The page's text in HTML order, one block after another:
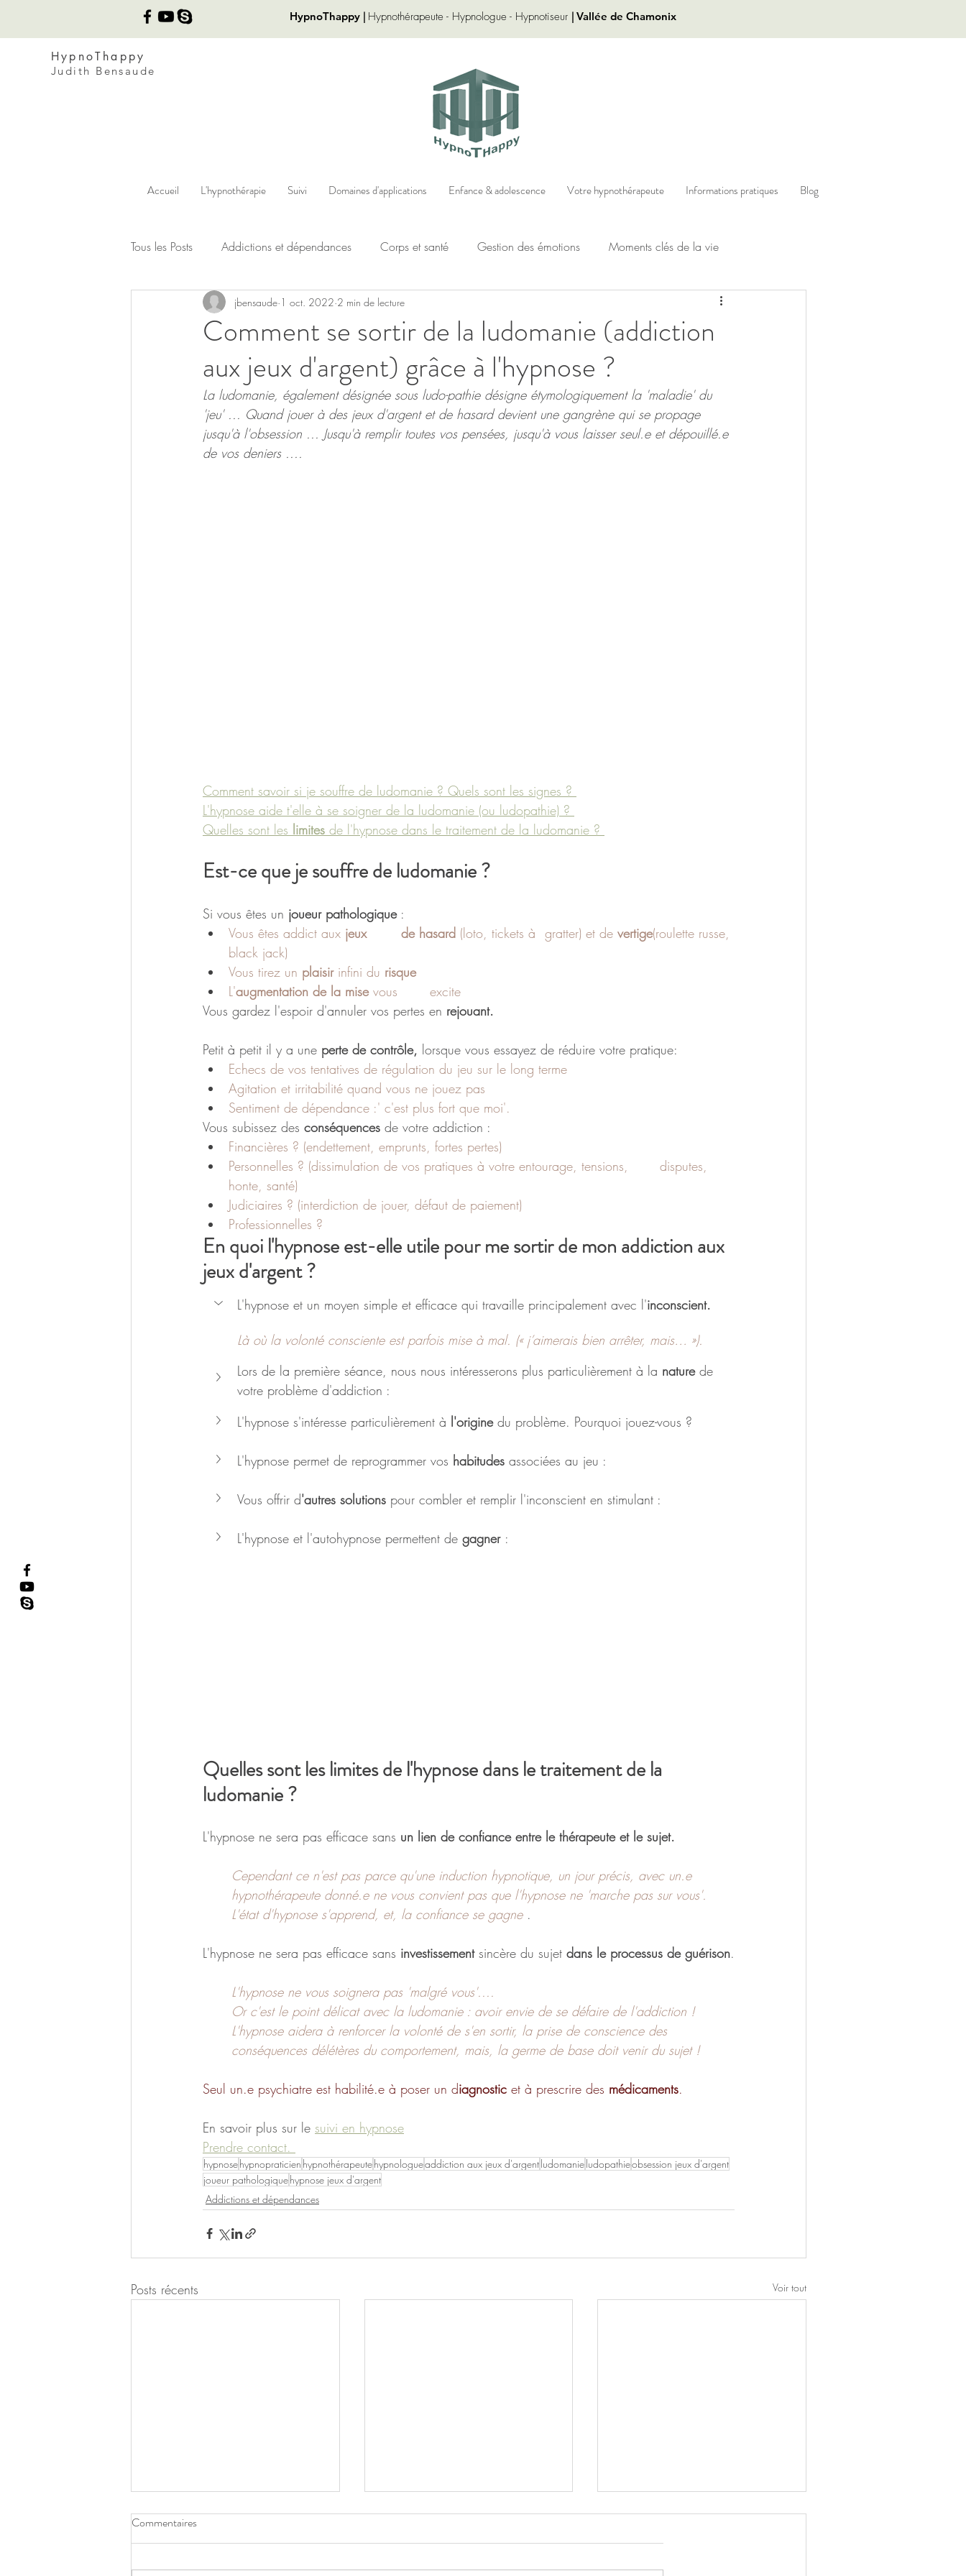
HypnoThappy
Judith Bensaude
HypnoThappy | Hypnothérapeute - Hypnologue - Hypnotiseur | Vallée de Chamonix
Accueil L'hypnothérapie Suivi Domaines d'applications Enfance & adolescence Votre hypnothérapeute Informations pratiques Blog
Tous les Posts Addictions et dépendances Corps et santé Gestion des émotions Moments clés de la vie
Performance et coaching Ressources pour les hypnopraticiens
Comment se sortir de la ludomanie (addiction
aux jeux d'argent) grâce à l'hypnose ?
jbensaude 1 oct. 2022 2 min de lecture
La ludomanie, également désignée sous ludo-pathie désigne étymologiquement la 'maladie' du
'jeu' ... Quand jouer à des jeux d'argent et de hasard devient une gangrène qui se propage
jusqu'à l'obsession ... Jusqu'à remplir toutes vos pensées, jusqu'à vous laisser seul.e et dépouillé.e
de vos deniers ....
Comment savoir si je souffre de ludomanie ? Quels sont les signes ?
L'hypnose aide t'elle à se soigner de la ludomanie (ou ludopathie) ?
Quelles sont les limites de l'hypnose dans le traitement de la ludomanie ?
Est-ce que je souffre de ludomanie ?
Si vous êtes un joueur pathologique :
Vous êtes addict aux
jeux 	de hasard (loto, tickets à 	gratter) et de vertige(roulette russe,
black jack)
Vous tirez un plaisir infini du risque
L'augmentation de la mise
vous 	excite
Vous gardez l'espoir d'annuler vos pertes en rejouant.
Petit à petit il y a une perte de contrôle, lorsque vous essayez de réduire votre pratique:
Echecs de vos tentatives de régulation du jeu sur le long terme
Agitation et irritabilité quand vous ne jouez pas
Sentiment de dépendance :' c'est plus fort que moi'.
Vous subissez des conséquences de votre addiction :
Financières ? (endettement, emprunts, fortes pertes)
Personnelles ? (dissimulation de vos pratiques à votre entourage, tensions, 	disputes,
honte, santé)
Judiciaires ? (interdiction de jouer, défaut de paiement)
Professionnelles ?
En quoi l'hypnose est-elle utile pour me sortir de mon addiction aux
jeux d'argent ?
L'hypnose et un moyen simple et efficace qui travaille principalement avec l'inconscient.
Là où la volonté consciente est parfois mise à mal. (« j’aimerais bien arrêter, mais… »).
Lors de la première séance, nous nous intéresserons plus particulièrement à la nature de
votre problème d'addiction :
L'hypnose s'intéresse particulièrement à l'origine du problème. Pourquoi jouez-vous ?
L'hypnose permet de reprogrammer vos habitudes associées au jeu :
Vous offrir d'autres solutions pour combler et remplir l'inconscient en stimulant :
L'hypnose et l'autohypnose permettent de gagner :
Quelles sont les limites de l'hypnose dans le traitement de la
ludomanie ?
L'hypnose ne sera pas efficace sans un lien de confiance entre le thérapeute et le sujet.
Cependant ce n'est pas parce qu'une induction hypnotique, un jour précis, avec un.e
hypnothérapeute donné.e ne vous convient pas que l'hypnose ne 'marche pas sur vous'.
L'état d'hypnose s'apprend, et, la confiance se gagne .
L'hypnose ne sera pas efficace sans investissement sincère du sujet dans le processus de guérison.
L'hypnose ne vous soignera pas 'malgré vous'....
Or c'est le point délicat avec la ludomanie : avoir envie de se défaire de l'addiction !
L'hypnose aidera à renforcer la volonté de s'en sortir, la prise de conscience des
conséquences délétères du comportement, mais, la germe de base doit venir du sujet !
Seul un.e psychiatre est habilité.e à poser un diagnostic et à prescrire des médicaments.
En savoir plus sur le suivi en hypnose
Prendre contact.
hypnosehypnopraticien hypnothérapeutehypnologueaddiction aux jeux d'argentludomanieludopathieobsession jeux d'argent
joueur pathologiquehypnose jeux d'argent
Addictions et dépendances
Posts récents Voir tout
Commentaires